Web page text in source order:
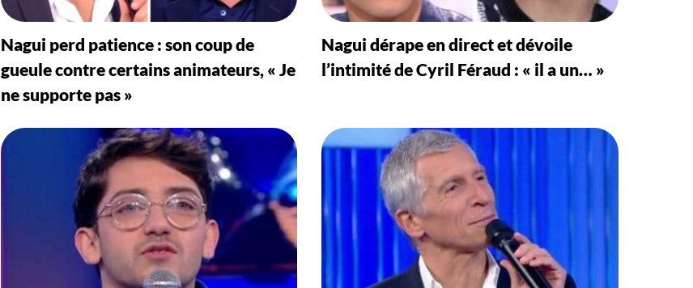
Nagui perd patience : son coup de
gueule contre certains animateurs, « Je
ne supporte pas »
Nagui dérape en direct et dévoile
l’intimité de Cyril Féraud : « il a un… »